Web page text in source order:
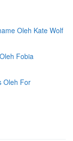
Oleh Kate Wolf
Fobia
Oleh For